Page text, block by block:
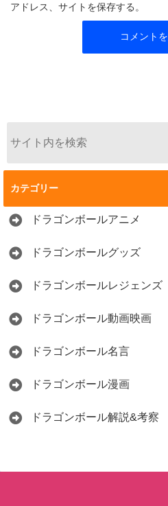
アドレス、サイトを保存する。
カテゴリー
ドラゴンボールアニメ
ドラゴンボールグッズ
ドラゴンボールレジェンズ
ドラゴンボール動画映画
ドラゴンボール名言
ドラゴンボール漫画
ドラゴンボール解説&考察